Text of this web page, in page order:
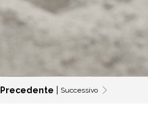
Precedente Successivo